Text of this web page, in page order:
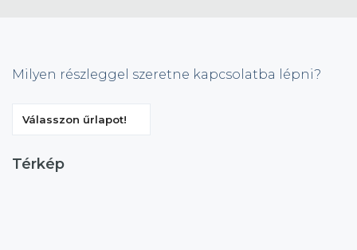
Milyen részleggel szeretne kapcsolatba lépni?
Válasszon űrlapot!
Térkép